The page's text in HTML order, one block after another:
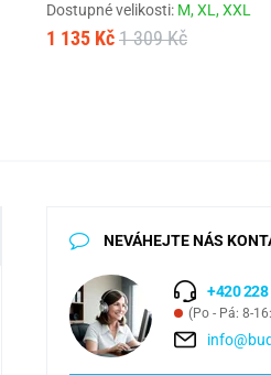
Dostupné velikosti: M,XL,XXL
1 135 Kč 1 309 Kč
NEVÁHEJTE NÁS
+420 228
(Po - Pá: 8-